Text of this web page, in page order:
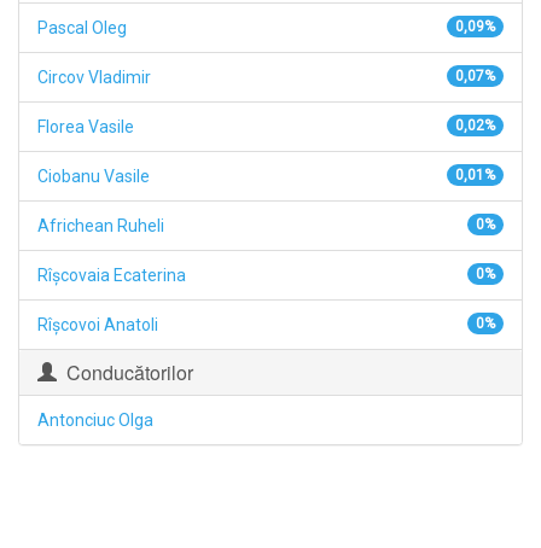
Pascal Oleg 0,09%
Circov Vladimir 0,07%
Florea Vasile 0,02%
Ciobanu Vasile 0,01%
Africhean Ruheli 0%
Rîşcovaia Ecaterina 0%
Rîşcovoi Anatoli 0%
Conducătorilor
Antonciuc Olga